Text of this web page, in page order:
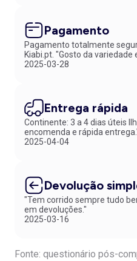
Pagamento
Pagamento totalmente
Kiabi.pt. "Gosto da
2025-03-28
Entrega rápida
Continente: 3 a 4 dias úteis Ilhas: 10
encomenda e rápida
2025-04-04
Devolução
"Tem corrido sempre tudo
em devoluções."
2025-03-16
Fonte: questionário pós-